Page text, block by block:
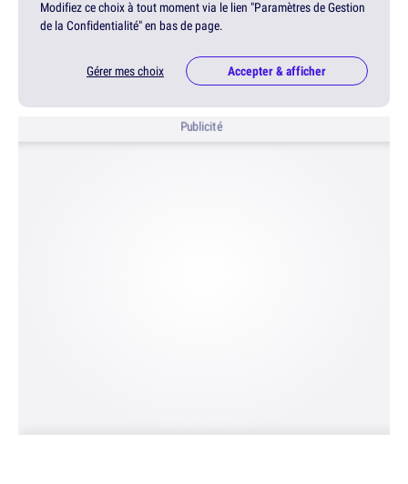
Modifiez ce choix à tout moment via le lien "Paramètres de Gestion
de la Confidentialité" en bas de page.
Gérer mes choix Accepter & afficher
Publicité